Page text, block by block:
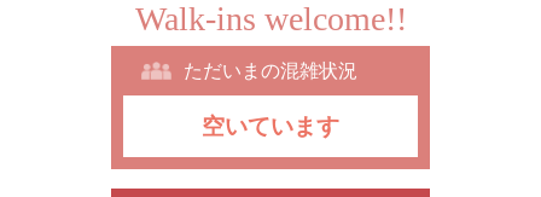
ただいまの混雑状況
空いています
Walk-ins welcome!!